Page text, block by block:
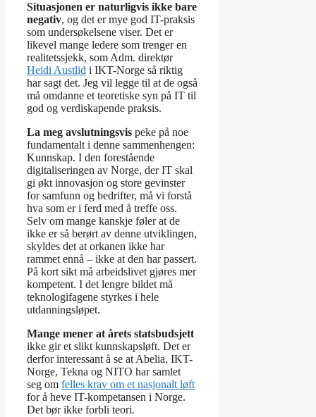
Situasjonen er naturligvis ikke bare
negativ, og det er mye god IT-praksis
som undersøkelsene viser. Det er
likevel mange ledere som trenger en
realitetssjekk, som Adm. direktør
Heidi Austlid i IKT-Norge så riktig
har sagt det. Jeg vil legge til at de også
må omdanne et teoretiske syn på IT til
god og verdiskapende praksis.
La meg avslutningsvis peke på noe
fundamentalt i denne sammenhengen:
Kunnskap. I den forestående
digitaliseringen av Norge, der IT skal
gi økt innovasjon og store gevinster
for samfunn og bedrifter, må vi forstå
hva som er i ferd med å treffe oss.
Selv om mange kanskje føler at de
ikke er så berørt av denne utviklingen,
skyldes det at orkanen ikke har
rammet ennå – ikke at den har passert.
På kort sikt må arbeidslivet gjøres mer
kompetent. I det lengre bildet må
teknologifagene styrkes i hele
utdanningsløpet.
Mange mener at årets statsbudsjett
ikke gir et slikt kunnskapsløft. Det er
derfor interessant å se at Abelia, IKT-
Norge, Tekna og NITO har samlet
seg om felles krav om et nasjonalt løft
for å heve IT-kompetansen i Norge.
Det bør ikke forbli teori.